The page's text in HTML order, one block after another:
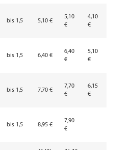
bis 1,5 5,10 €
5,10
€
4,10
€
bis 1,5 6,40 €
6,40
€
5,10
€
bis 1,5 7,70 €
7,70
€
6,15
€
bis 1,5 8,95 €
7,90
€
46,80
41,40